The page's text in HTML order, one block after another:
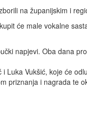
na županijskim i
će male vokalne
napjevi. Oba dana
Luka Vukšić, koje će
priznanja i nagrada te